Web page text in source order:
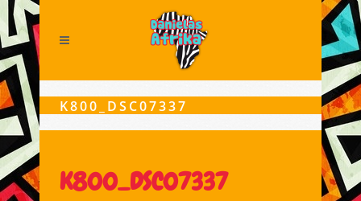
K800_DSC07337
K800_DSC07337